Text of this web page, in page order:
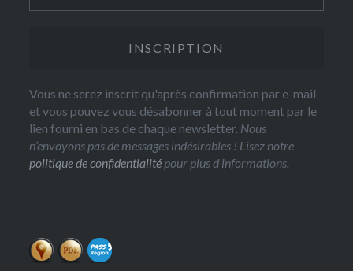
Vous ne serez inscrit qu'après confirmation par e-mail
et vous pouvez vous désabonner à tout moment par le
lien fourni en bas de chaque newsletter. Nous
n’envoyons pas de messages indésirables ! Lisez notre
politique de confidentialité pour plus d’informations.